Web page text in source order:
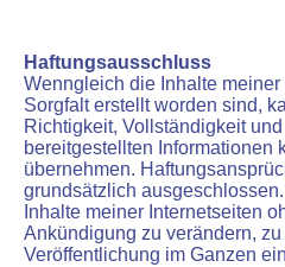
Haftungsausschluss
Wenngleich die Inhalte
Sorgfalt erstellt worden sind,
Richtigkeit, Vollständigkeit
bereitgestellten Informationen
übernehmen.
grundsätzlich
Inhalte meiner Internetseiten
Ankündigung zu verändern,
Veröffentlichung im Ganzen